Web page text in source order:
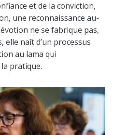
et de la conviction,
une reconnaissance au-
ne se fabrique pas,
elle naît d’un processus
au lama qui
pratique.